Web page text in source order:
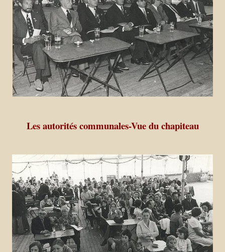
Les autorités communales-Vue du chapiteau